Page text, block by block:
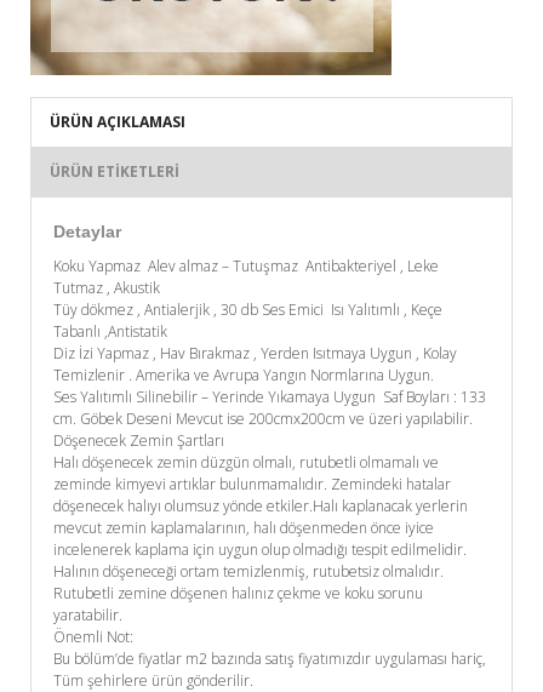
ÜRÜN AÇIKLAMASI
ÜRÜN ETIKETLERI
Detaylar
Koku Yapmaz Alev almaz – Tutuşmaz Antibakteriyel , Leke
Tutmaz , Akustik
Tüy dökmez , Antialerjik , 30 db Ses Emici Isı Yalıtımlı , Keçe
Tabanlı ,Antistatik
Diz İzi Yapmaz , Hav Bırakmaz , Yerden Isıtmaya Uygun , Kolay
Temizlenir . Amerika ve Avrupa Yangın Normlarına Uygun.
Ses Yalıtımlı Silinebilir – Yerinde Yıkamaya Uygun Saf Boyları : 133
cm. Göbek Deseni Mevcut ise 200cmx200cm ve üzeri yapılabilir.
Döşenecek Zemin Şartları
Halı döşenecek zemin düzgün olmalı, rutubetli olmamalı ve
zeminde kimyevi artıklar bulunmamalıdır. Zemindeki hatalar
döşenecek halıyı olumsuz yönde etkiler.Halı kaplanacak yerlerin
mevcut zemin kaplamalarının, halı döşenmeden önce iyice
incelenerek kaplama için uygun olup olmadığı tespit edilmelidir.
Halının döşeneceği ortam temizlenmiş, rutubetsiz olmalıdır.
Rutubetli zemine döşenen halınız çekme ve koku sorunu
yaratabilir.
Önemli Not:
Bu bölüm’de fiyatlar m2 bazında satış fiyatımızdır uygulaması hariç,
Tüm şehirlere ürün gönderilir.